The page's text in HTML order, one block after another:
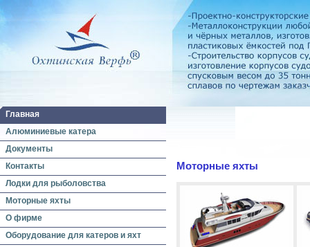
Главная
Алюминиевые катера
Документы
Контакты
Лодки для рыболовства
Моторные яхты
О фирме
Оборудование для катеров и яхт
Моторные яхты